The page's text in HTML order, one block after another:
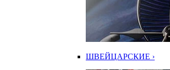
ШВЕЙЦАРСКИЕ ›